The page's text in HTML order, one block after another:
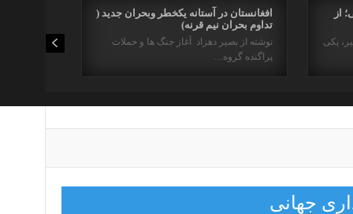
افغانستان در آستانه یکخطر وبحران جدید (
تداوم بحران نیم قرنه)
نوشته از بصیر دهزاد آغاز جنگ ها و حملات
پراگنده گروه…
از
یکی
جهانی